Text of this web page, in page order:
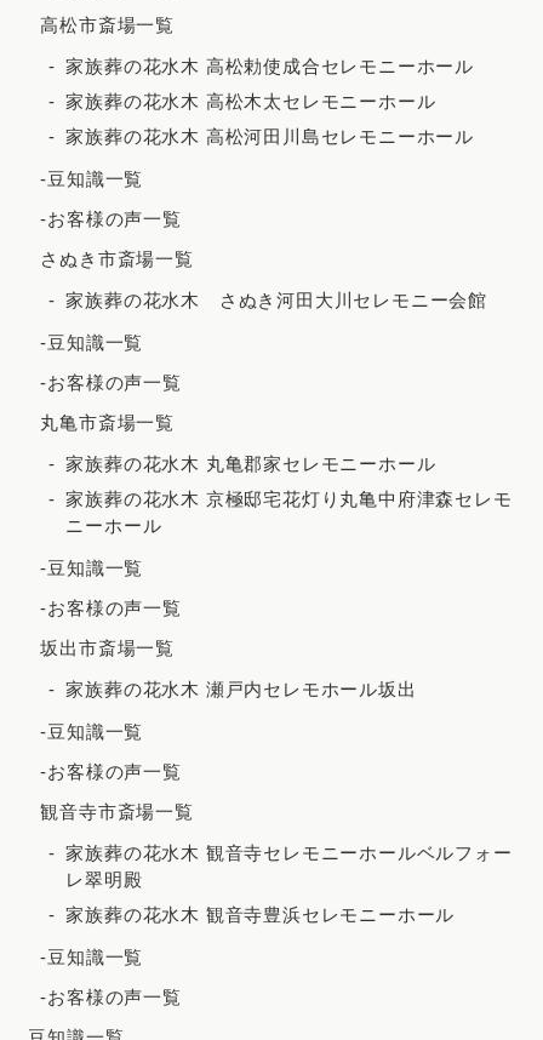
2022年4月
2022年3月
2022年2月
2021年12月
2021年11月
2021年10月
2021年5月
2021年4月
2021年2月
高松市斎場一覧
家族葬の花水木 高松勅使成合セレモニーホール
家族葬の花水木 高松木太セレモニーホール
家族葬の花水木 高松河田川島セレモニーホール
-豆知識一覧
-お客様の声一覧
さぬき市斎場一覧
家族葬の花水木 さぬき河田大川セレモニー会館
-豆知識一覧
-お客様の声一覧
丸亀市斎場一覧
家族葬の花水木 丸亀郡家セレモニーホール
家族葬の花水木 京極邸宅花灯り丸亀中府津森セレモ
ニーホール
-豆知識一覧
-お客様の声一覧
坂出市斎場一覧
家族葬の花水木 瀬戸内セレモホール坂出
-豆知識一覧
-お客様の声一覧
観音寺市斎場一覧
家族葬の花水木 観音寺セレモニーホールベルフォー
レ翠明殿
家族葬の花水木 観音寺豊浜セレモニーホール
-豆知識一覧
-お客様の声一覧